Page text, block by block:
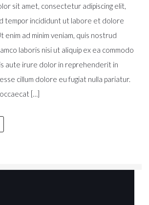
sit amet, consectetur adipiscing elit,
tempor incididunt ut labore et dolore
enim ad minim veniam, quis nostrud
laboris nisi ut aliquip ex ea commodo
aute irure dolor in reprehenderit in
cillum dolore eu fugiat nulla pariatur.
[…]